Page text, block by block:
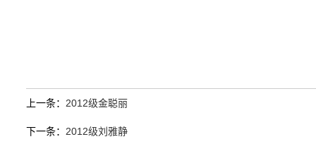
上一条： 2012级金聪丽
下一条： 2012级刘雅静